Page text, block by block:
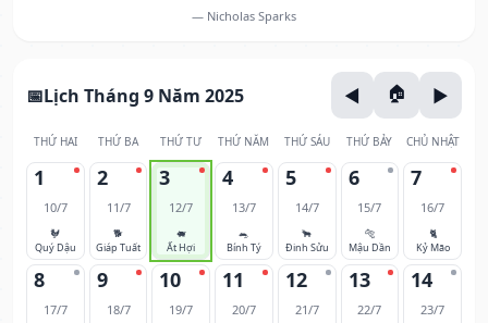
— Nicholas Sparks
Lịch Tháng 9 Năm 2025
THỨ HAI THỨ BA THỨ TƯ THỨ NĂM THỨ SÁU THỨ BẢY CHỦ NHẬT
1
10/7
🐓
Quý Dậu
2
11/7
🐕
Giáp Tuất
3
12/7
🐖
Ất Hợi
4
13/7
🐀
Bính Tý
5
14/7
🐂
Đinh Sửu
6
15/7
🐅
Mậu Dần
7
16/7
🐈
Kỷ Mão
8
17/7
9
18/7
10
19/7
11
20/7
12
21/7
13
22/7
14
23/7